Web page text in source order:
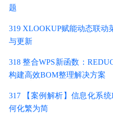
题
319 XLOOKUP赋能动态联动
与更新
318 整合WPS新函数：
构建高效BOM整理解决方案
317 【案例解析】信息化系
何化繁为简